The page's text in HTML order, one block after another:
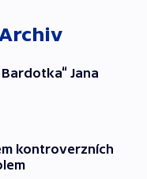
Jana
kontroverzních